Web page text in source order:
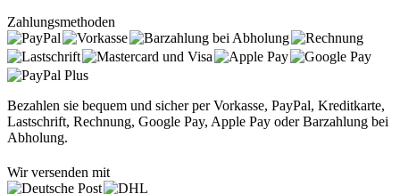
Zahlungsmethoden
Bezahlen sie bequem und sicher per Vorkasse, PayPal, Kreditkarte,
Lastschrift, Rechnung, Google Pay, Apple Pay oder Barzahlung bei
Abholung.
Wir versenden mit